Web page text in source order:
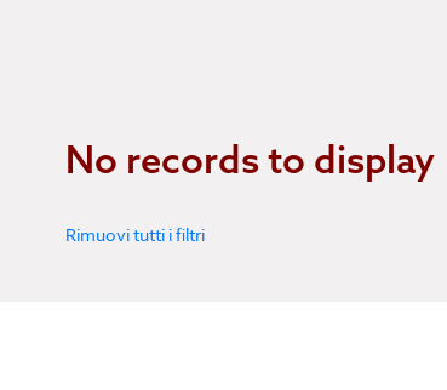
No records to display
Rimuovi tutti i filtri